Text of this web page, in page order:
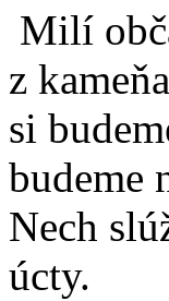
Milí
z
si
budeme
Nech
úcty.